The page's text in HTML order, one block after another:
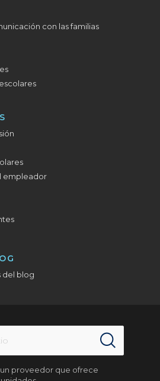
con las familias
empleador
del blog
un proveedor que ofrece